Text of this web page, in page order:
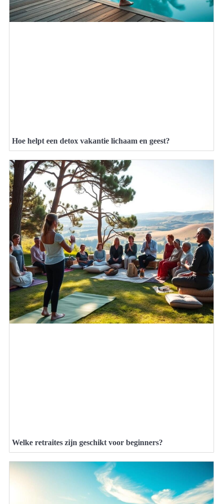
Hoe helpt een detox vakantie lichaam en geest?
Welke retraites zijn geschikt voor beginners?